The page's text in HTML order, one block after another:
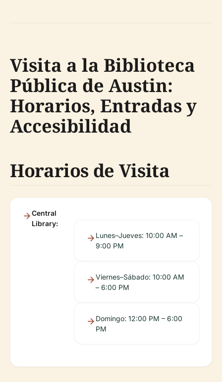
Visita a la Biblioteca
Pública de Austin:
Horarios, Entradas y
Accesibilidad
Horarios de Visita
Central
Library:
Lunes–Jueves: 10:00 AM –
9:00 PM
Viernes–Sábado: 10:00 AM
– 6:00 PM
Domingo: 12:00 PM – 6:00
PM